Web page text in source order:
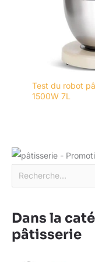
Test du robot
1500W 7L
Dans la
pâtisserie